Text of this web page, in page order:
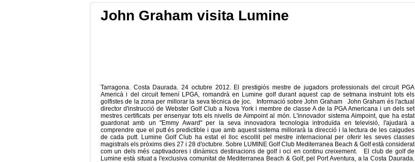
John Graham visita Lumine
Tarragona. Costa Daurada. 24 octubre 2012. El prestigiós mestre de jugadors professionals del circuit PGA
Americà i del circuit femení LPGA, romandrà en Lumine golf durant aquest cap de setmana instruint tots els
golfistes de la zona per millorar la seva tècnica de joc. Informació sobre John Graham John Graham és l'actual
director d'instrucció de Webster Golf Club a Nova York i membre de classe A de la PGA Americana i un dels set
mestres certificats per ensenyar tots els nivells de Aimpoint al món. L'innovador sistema Aimpoint, que ha estat
guardonat amb un "Emmy Award" per la seva innovadora tecnologia introduïda en televisió, l'ajudarà a
comprendre que el putt és predictible i que amb aquest sistema millorarà la direcció i la lectura de les caigudes
de cada putt. Lumine Golf Club ha estat el lloc escollit pel mestre internacional per oferir les seves classes
magistrals els pròxims dies 27 i 28 d'octubre. Sobre LUMINE Golf Club Mediterranea Beach & Golf està considerat
com un dels més captivadores i dinàmics destinacions de golf i oci en continu creixement. El club de golf de
Lumine està situat a l'exclusiva comunitat de Mediterranea Beach & Golf, pel Port Aventura, a la Costa Daurada.